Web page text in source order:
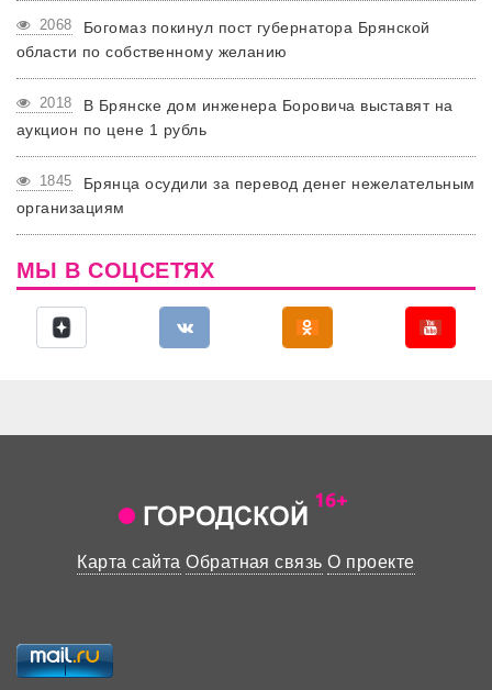
2068
Богомаз покинул пост губернатора Брянской
области по собственному желанию
2018
В Брянске дом инженера Боровича выставят на
аукцион по цене 1 рубль
1845
Брянца осудили за перевод денег нежелательным
организациям
МЫ В СОЦСЕТЯХ
Карта сайта Обратная связь О проекте